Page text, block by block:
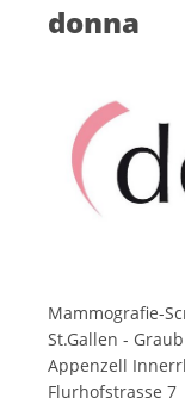
donna
Mammografie-
St.Gallen -
Appenzell
Flurhofstrasse 7